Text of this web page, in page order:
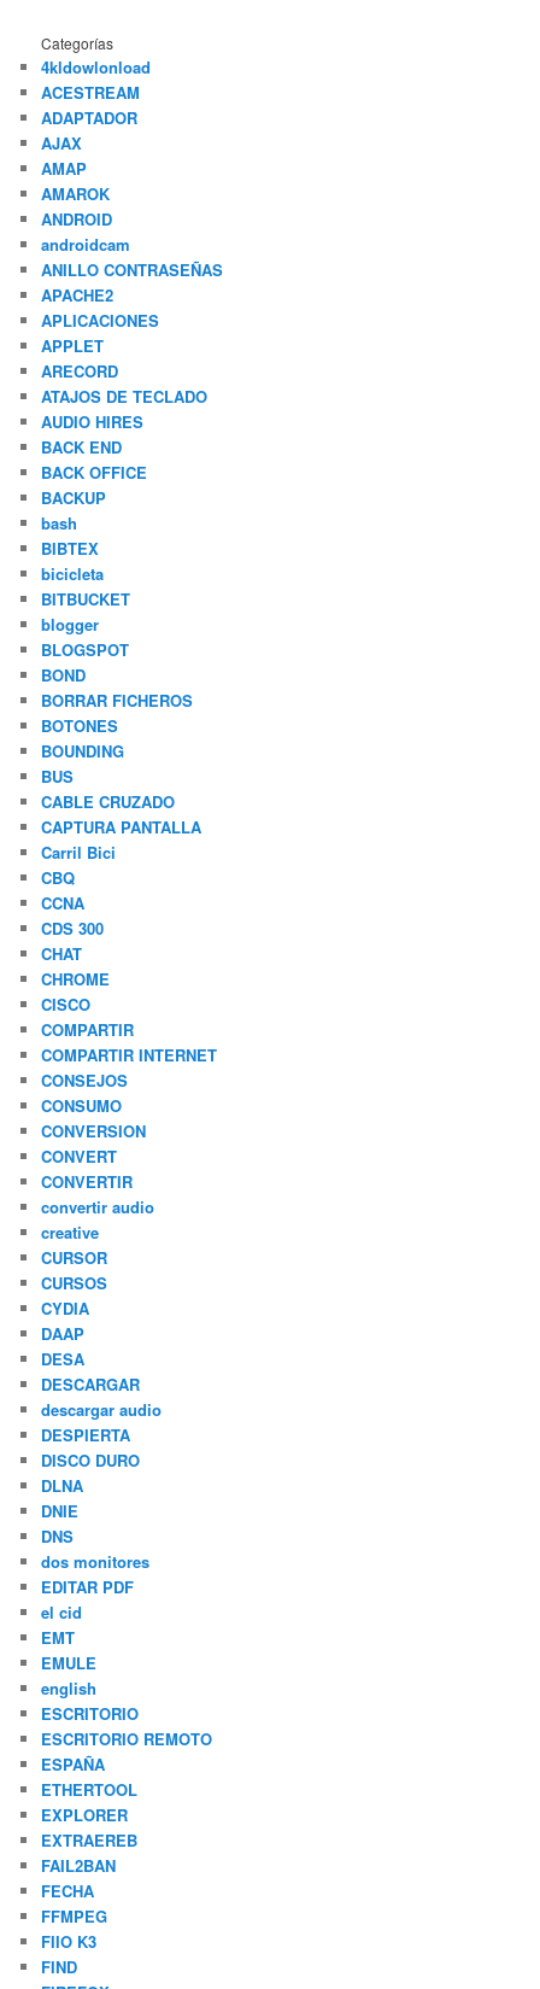
Categorías
4kldowlonload
ACESTREAM
ADAPTADOR
AJAX
AMAP
AMAROK
ANDROID
androidcam
ANILLO CONTRASEÑAS
APACHE2
APLICACIONES
APPLET
ARECORD
ATAJOS DE TECLADO
AUDIO HIRES
BACK END
BACK OFFICE
BACKUP
bash
BIBTEX
bicicleta
BITBUCKET
blogger
BLOGSPOT
BOND
BORRAR FICHEROS
BOTONES
BOUNDING
BUS
CABLE CRUZADO
CAPTURA PANTALLA
Carril Bici
CBQ
CCNA
CDS 300
CHAT
CHROME
CISCO
COMPARTIR
COMPARTIR INTERNET
CONSEJOS
CONSUMO
CONVERSION
CONVERT
CONVERTIR
convertir audio
creative
CURSOR
CURSOS
CYDIA
DAAP
DESA
DESCARGAR
descargar audio
DESPIERTA
DISCO DURO
DLNA
DNIE
DNS
dos monitores
EDITAR PDF
el cid
EMT
EMULE
english
ESCRITORIO
ESCRITORIO REMOTO
ESPAÑA
ETHERTOOL
EXPLORER
EXTRAEREB
FAIL2BAN
FECHA
FFMPEG
FIIO K3
FIND